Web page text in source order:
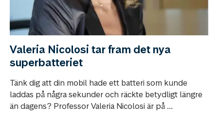
Valeria Nicolosi tar fram det nya
superbatteriet
Tänk dig att din mobil hade ett batteri som kunde
laddas på några sekunder och räckte betydligt längre
än dagens? Professor Valeria Nicolosi är på ...